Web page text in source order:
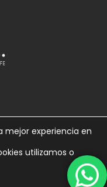
mejor experiencia en
utilizamos o
el banner de cookies